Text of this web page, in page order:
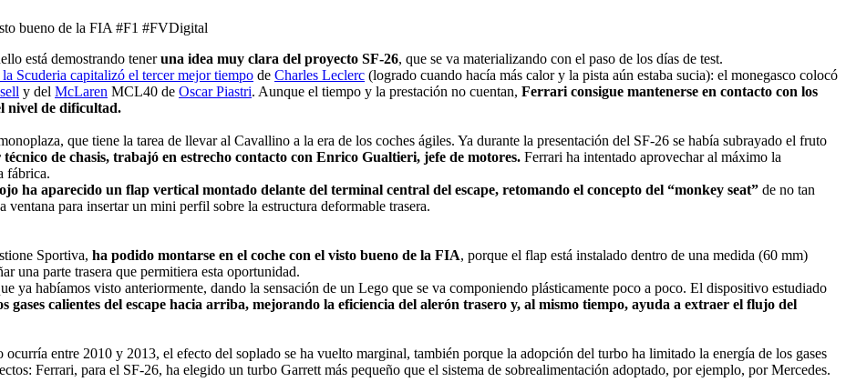
está demostrando teneruna idea muy clara del proyecto SF-26, que se va materializando con el paso de los días de test.
la Scuderia capitalizó el tercer mejor tiempo de Charles Leclerc (logrado cuando hacía más calor y la pista aún estaba sucia): el monegasco colocó
y del McLaren MCL40 de Oscar Piastri. Aunque el tiempo y la prestación no cuentan, Ferrari consigue mantenerse en contacto con los
nivel de dificultad.
que tiene la tarea de llevar al Cavallino a la era de los coches ágiles. Ya durante la presentación del SF-26 se había subrayado el fruto
de chasis, trabajó en estrecho contacto con Enrico Gualtieri, jefe de motores. Ferrari ha intentado aprovechar al máximo la
fábrica.
ha aparecido un flap vertical montado delante del terminal central del escape, retomando el concepto del “monkey seat” de no tan
para insertar un mini perfil sobre la estructura deformable trasera.
Sportiva, ha podido montarse en el coche con el visto bueno de la FIA, porque el flap está instalado dentro de una medida (60 mm)
una parte trasera que permitiera esta oportunidad.
ya habíamos visto anteriormente, dando la sensación de un Lego que se va componiendo plásticamente poco a poco. El dispositivo estudiado
gases calientes del escape hacia arriba, mejorando la eficiencia del alerón trasero y, al mismo tiempo, ayuda a extraer el flujo del
entre 2010 y 2013, el efecto del soplado se ha vuelto marginal, también porque la adopción del turbo ha limitado la energía de los gases
Ferrari, para el SF-26, ha elegido un turbo Garrett más pequeño que el sistema de sobrealimentación adoptado, por ejemplo, por Mercedes.